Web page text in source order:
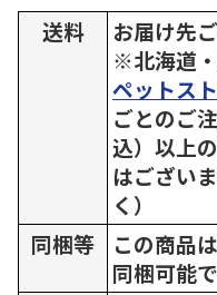
送料
お届け先
※北海道・
ペットス
ごとのご
込）以上
はござい
く）
同梱等
この商品は
同梱可能で